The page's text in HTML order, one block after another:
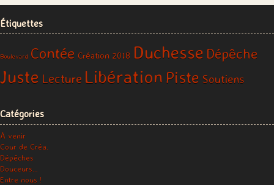
Étiquettes
Boulevard Contée Création 2018 Duchesse Dépêche
Juste Lecture Libération Piste Soutiens
Catégories
À venir
Cour de Créa.
Dépêches
Douceurs…
Entre nous !